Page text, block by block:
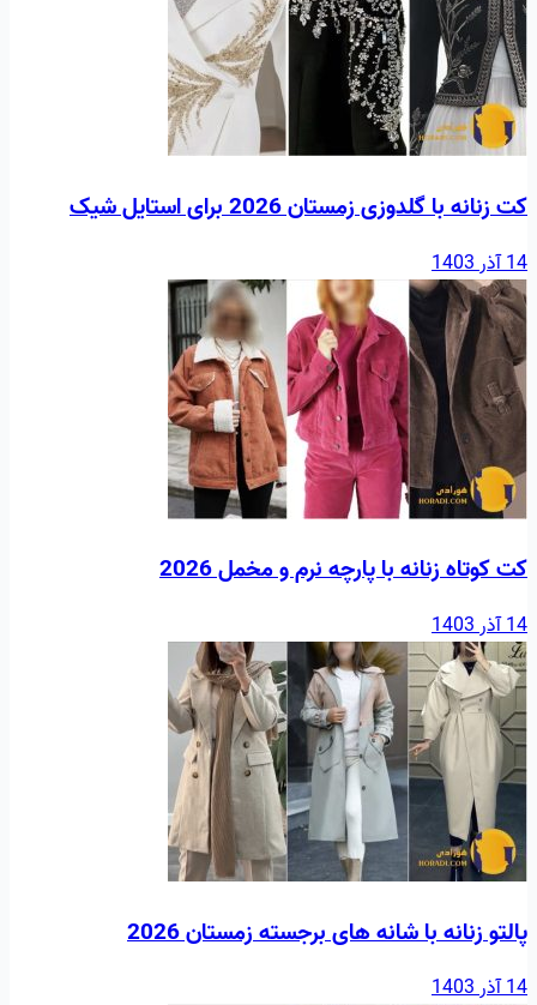
کت زنانه با گلدوزی زمستان 2026 برای استایل شیک
14 آذر 1403
کت کوتاه زنانه با پارچه نرم و مخمل 2026
14 آذر 1403
پالتو زنانه با شانه های برجسته زمستان 2026
14 آذر 1403